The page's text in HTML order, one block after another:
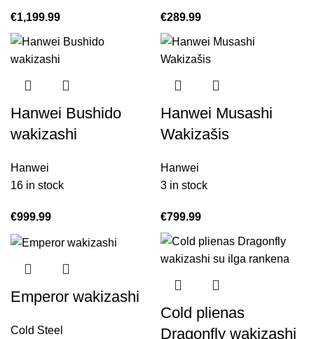
€1,199.99 €289.99
Hanwei Bushido
wakizashi
Hanwei
16 in stock
€999.99
Hanwei Musashi
Wakizašis
Hanwei
3 in stock
€799.99
Emperor wakizashi
Cold Steel
Cold plienas
Dragonfly wakizashi